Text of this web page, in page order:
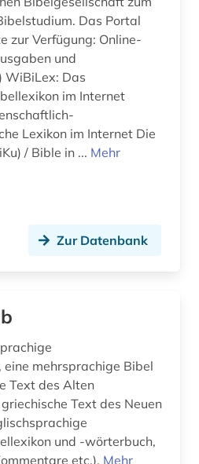
(1)
(1)
jüdische philosophie (1)
(4)
Das Portal
zur Verfügung: Online-
und
WiBiLex: Das
im Internet
Lexikon im Internet Die
/ Bible in ... Mehr
Zur Datenbank
mehrsprachige Bibel
Text des Alten
Text des Neuen
und -wörterbuch,
etc.). Mehr